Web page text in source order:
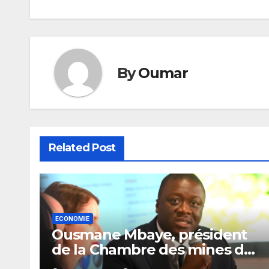
l’article
ByOumar
Related Post
ECONOMIE
Ousmane Mbaye, président
de la Chambre des mines du
Sénégal : « C’est l’Etat qui